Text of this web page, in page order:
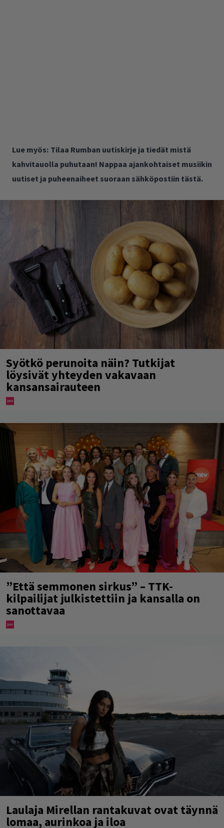
Lue myös: Tilaa Rumban uutiskirje ja tiedät mistä
kahvitauolla puhutaan! Nappaa ajankohtaiset musiikin
uutiset ja puheenaiheet suoraan sähköpostiin tästä.
Syötkö perunoita näin? Tutkijat
löysivät yhteyden vakavaan
kansansairauteen
”Että semmonen sirkus” – TTK-
kilpailijat julkistettiin ja kansalla on
sanottavaa
Laulaja Mirellan rantakuvat ovat täynnä
lomaa, aurinkoa ja iloa